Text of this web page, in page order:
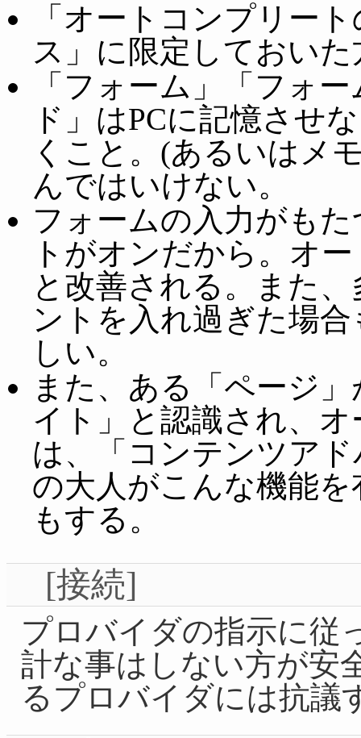
「オートコンプリー
ス」に限定しておい
「フォーム」「フォ
ド」はPCに記憶させ
くこと。(あるいはメ
んではいけない。
フォームの入力がも
トがオンだから。オ
と改善される。また
ントを入れ過ぎた場
しい。
また、ある「ページ」
イト」と認識され、
は、「コンテンツア
の大人がこんな機能
もする。
[接続]
プロバイダの指示に従
計な事はしない方が安
るプロバイダには抗議